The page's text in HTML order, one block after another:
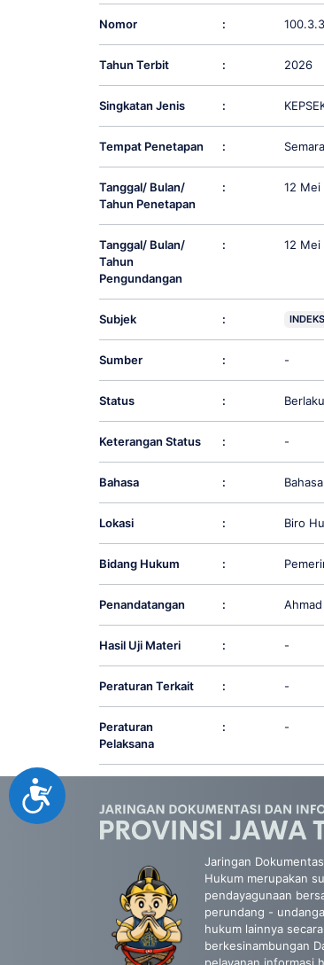
Accessibility
Nomor :
Tahun Terbit : 2026
Singkatan Jenis :
Tempat Penetapan :
Tanggal/ Bulan/
Tahun Penetapan
: 12 Mei
Tanggal/ Bulan/
Tahun
Pengundangan
: 12 Mei
Subjek :
Sumber : -
Status : Berlaku
Keterangan Status : -
Bahasa :
Lokasi : Biro
Bidang Hukum :
Penandatangan :
Hasil Uji Materi : -
Peraturan Terkait : -
Peraturan
Pelaksana
: -
Jaringan
Hukum merupakan
pendayagunaan
perundang -
hukum lainnya
berkesinambungan